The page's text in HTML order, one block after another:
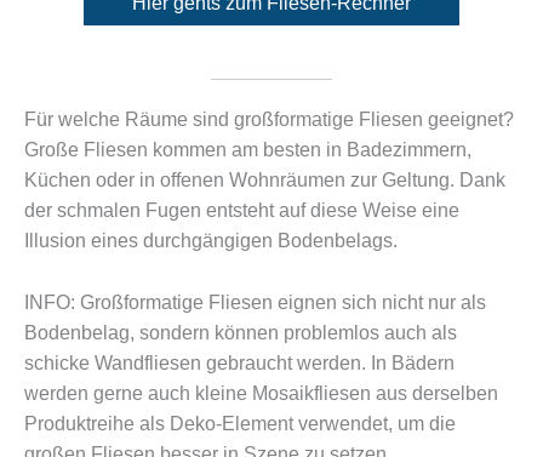
Für welche Räume sind großformatige Fliesen geeignet?
Große Fliesen kommen am besten in Badezimmern,
Küchen oder in offenen Wohnräumen zur Geltung. Dank
der schmalen Fugen entsteht auf diese Weise eine
Illusion eines durchgängigen Bodenbelags.
INFO: Großformatige Fliesen eignen sich nicht nur als
Bodenbelag, sondern können problemlos auch als
schicke Wandfliesen gebraucht werden. In Bädern
werden gerne auch kleine Mosaikfliesen aus derselben
Produktreihe als Deko-Element verwendet, um die